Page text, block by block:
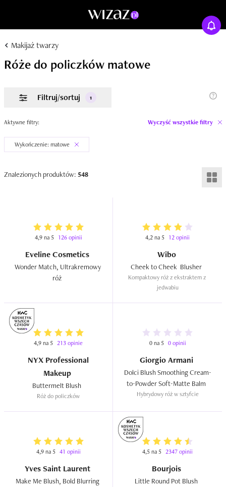
Makijaż twarzy
Róże do policzków matowe
Filtruj/sortuj 1
Aktywne filtry: Wyczyść wszystkie filtry
Wykończenie: matowe
Znalezionych produktów: 548
4,9 na 5 126 opinii
Eveline Cosmetics
Wonder Match, Ultrakremowy
4,2 na 5 12 opinii
Wibo
Kompaktowy róż z ekstraktem z
jedwabiu
4,9 na 5 213 opinie
NYX Professional
Makeup
Róż do policzków
0 na 5 0 opinii
Giorgio Armani
Dolci Blush Smoothing Cream-
Hybrydowy róż w sztyfcie
4,9 na 5 41 opinii
Yves Saint Laurent
Make Me Blush, Bold Blurring
4,5 na 5 2347 opinii
Bourjois